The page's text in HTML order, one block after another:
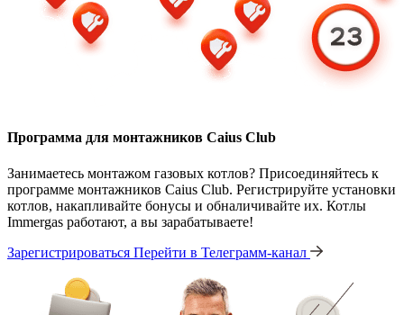
Программа для монтажников Caius Club
Занимаетесь монтажом газовых котлов? Присоединяйтесь к
программе монтажников Caius Club. Регистрируйте установки
котлов, накапливайте бонусы и обналичивайте их. Котлы
Immergas работают, а вы зарабатываете!
Зарегистрироваться Перейти в Телеграмм-канал